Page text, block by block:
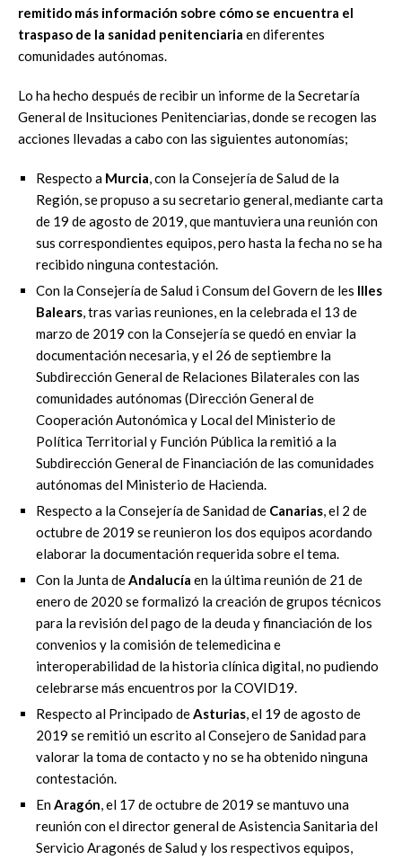
remitido más información sobre cómo se encuentra el
traspaso de la sanidad penitenciaria en diferentes
comunidades autónomas.
Lo ha hecho después de recibir un informe de la Secretaría
General de Insituciones Penitenciarias, donde se recogen las
acciones llevadas a cabo con las siguientes autonomías;
Respecto a Murcia, con la Consejería de Salud de la
Región, se propuso a su secretario general, mediante carta
de 19 de agosto de 2019, que mantuviera una reunión con
sus correspondientes equipos, pero hasta la fecha no se ha
recibido ninguna contestación.
Con la Consejería de Salud i Consum del Govern de les Illes
Balears, tras varias reuniones, en la celebrada el 13 de
marzo de 2019 con la Consejería se quedó en enviar la
documentación necesaria, y el 26 de septiembre la
Subdirección General de Relaciones Bilaterales con las
comunidades autónomas (Dirección General de
Cooperación Autonómica y Local del Ministerio de
Política Territorial y Función Pública la remitió a la
Subdirección General de Financiación de las comunidades
autónomas del Ministerio de Hacienda.
Respecto a la Consejería de Sanidad de Canarias, el 2 de
octubre de 2019 se reunieron los dos equipos acordando
elaborar la documentación requerida sobre el tema.
Con la Junta deAndalucía en la última reunión de 21 de
enero de 2020 se formalizó la creación de grupos técnicos
para la revisión del pago de la deuda y financiación de los
convenios y la comisión de telemedicina e
interoperabilidad de la historia clínica digital, no pudiendo
celebrarse más encuentros por la COVID19.
Respecto al Principado deAsturias, el 19 de agosto de
2019 se remitió un escrito al Consejero de Sanidad para
valorar la toma de contacto y no se ha obtenido ninguna
contestación.
EnAragón, el 17 de octubre de 2019 se mantuvo una
reunión con el director general de Asistencia Sanitaria del
Servicio Aragonés de Salud y los respectivos equipos,